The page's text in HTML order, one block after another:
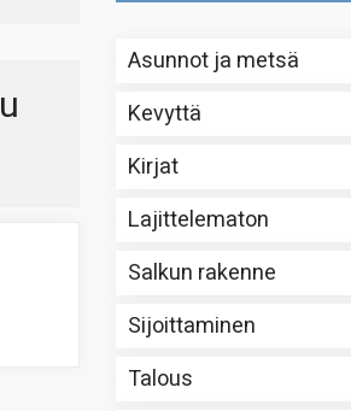
Asunnot ja metsä
Kevyttä
Kirjat
Lajittelematon
Salkun rakenne
Sijoittaminen
Talous